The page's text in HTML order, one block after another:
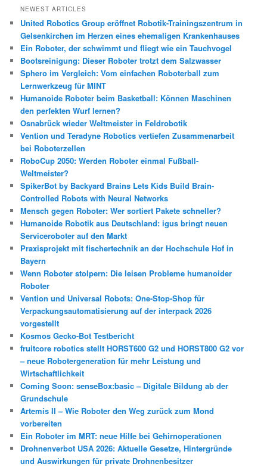
h
n
NEWEST ARTICLES
United Robotics Group eröffnet Robotik-Trainingszentrum in
Gelsenkirchen im Herzen eines ehemaligen Krankenhauses
Ein Roboter, der schwimmt und fliegt wie ein Tauchvogel
Bootsreinigung: Dieser Roboter trotzt dem Salzwasser
Sphero im Vergleich: Vom einfachen Roboterball zum
Lernwerkzeug für MINT
Humanoide Roboter beim Basketball: Können Maschinen
den perfekten Wurf lernen?
Osnabrück wieder Weltmeister in Feldrobotik
Vention und Teradyne Robotics vertiefen Zusammenarbeit
bei Roboterzellen
RoboCup 2050: Werden Roboter einmal Fußball-
Weltmeister?
SpikerBot by Backyard Brains Lets Kids Build Brain-
Controlled Robots with Neural Networks
Mensch gegen Roboter: Wer sortiert Pakete schneller?
Humanoide Robotik aus Deutschland: igus bringt neuen
Serviceroboter auf den Markt
Praxisprojekt mit fischertechnik an der Hochschule Hof in
Bayern
Wenn Roboter stolpern: Die leisen Probleme humanoider
Roboter
Vention und Universal Robots: One-Stop-Shop für
Verpackungsautomatisierung auf der interpack 2026
vorgestellt
Kosmos Gecko-Bot Testbericht
fruitcore robotics stellt HORST600 G2 und HORST800 G2 vor
– neue Robotergeneration für mehr Leistung und
Wirtschaftlichkeit
Coming Soon: senseBox:basic – Digitale Bildung ab der
Grundschule
Artemis II – Wie Roboter den Weg zurück zum Mond
vorbereiten
Ein Roboter im MRT: neue Hilfe bei Gehirnoperationen
Drohnenverbot USA 2026: Aktuelle Gesetze, Hintergründe
und Auswirkungen für private Drohnenbesitzer